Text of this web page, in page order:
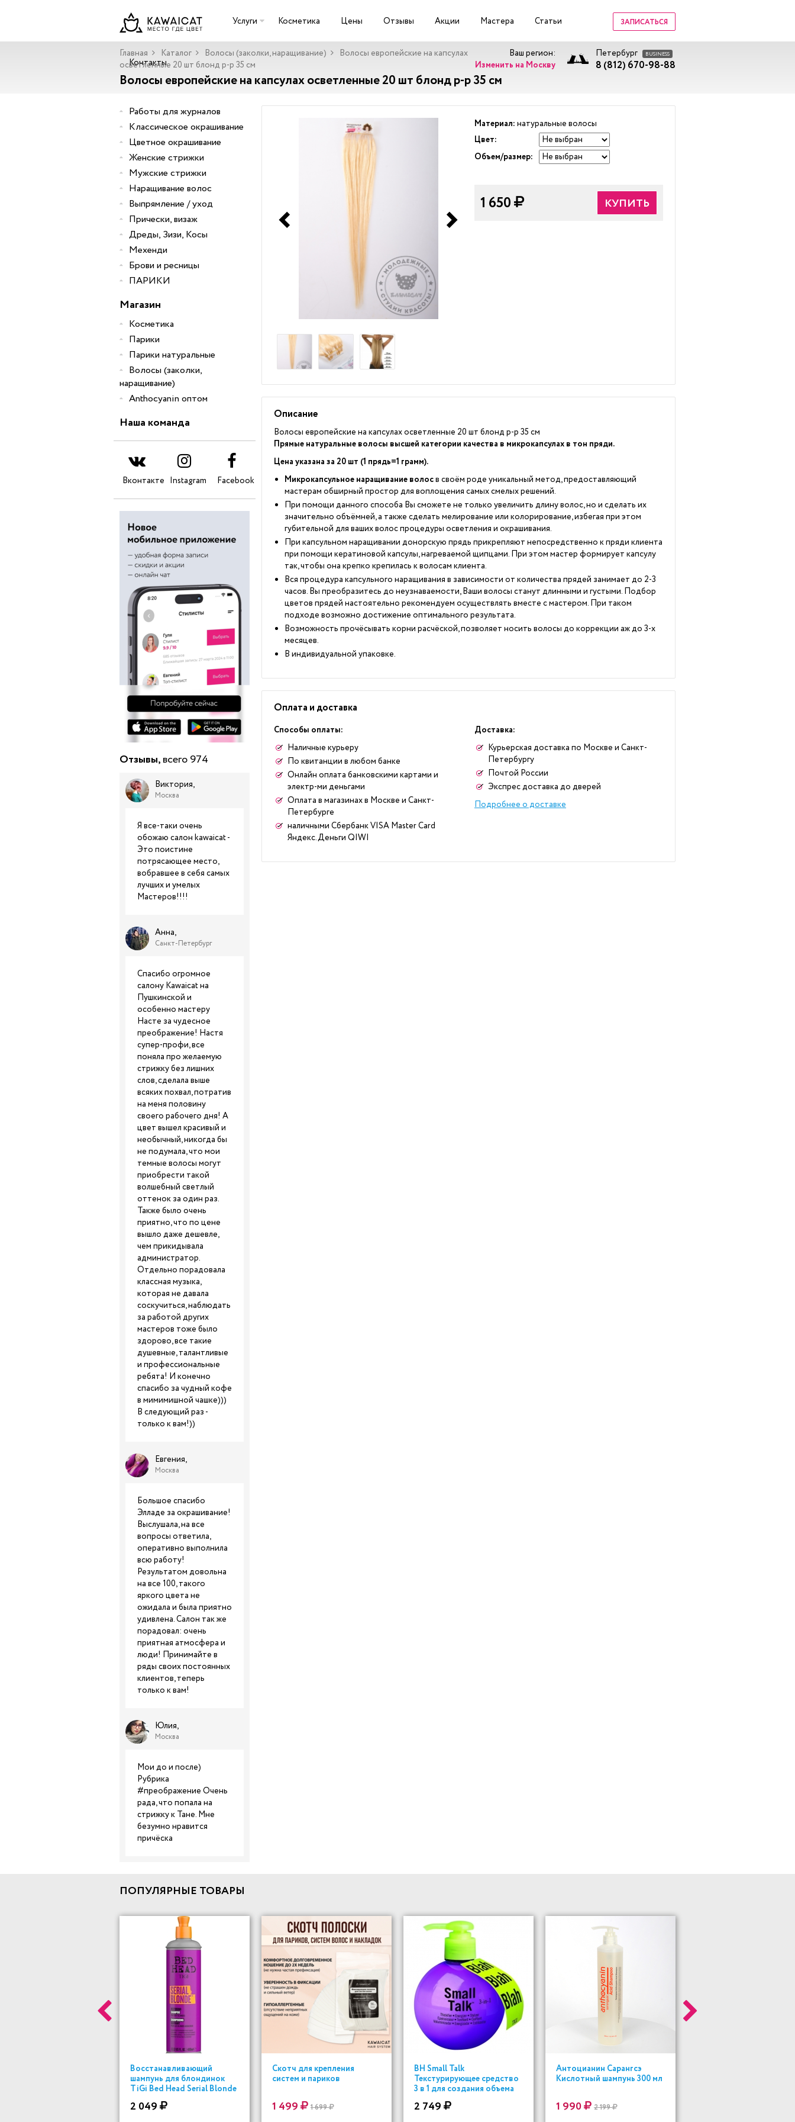
ЗАПИСАТЬСЯ
Услуги Косметика Цены Отзывы Акции Мастера Статьи
Контакты
Ваш регион:
Изменить на Москву
Петербург BUSINESS
8 (812) 670-98-88
Главная Каталог Волосы (заколки, наращивание)
Волосы европейские на капсулах
осветленные 20 шт блонд р-р 35 см
Волосы европейские на капсулах осветленные 20 шт блонд р-р 35 см
Работы для журналов
Классическое окрашивание
Цветное окрашивание
Женские стрижки
Мужские стрижки
Наращивание волос
Выпрямление / уход
Прически, визаж
Дреды, Зизи, Косы
Мехенди
Брови и ресницы
ПАРИКИ
Магазин
Косметика
Парики
Парики натуральные
Волосы (заколки,
наращивание)
Anthocyanin оптом
Наша команда
Вконтакте Instagram Facebook
Отзывы,всего 974
Виктория,
Москва
Я все-таки очень
обожаю салон kawaicat -
Это поистине
потрясающее место,
вобравшее в себя самых
лучших и умелых
Мастеров!!!!
Анна,
Санкт-Петербург
Спасибо огромное
салону Kawaicat на
Пушкинской и
особенно мастеру
Насте за чудесное
преображение! Настя
супер-профи, все
поняла про желаемую
стрижку без лишних
слов, сделала выше
всяких похвал, потратив
на меня половину
своего рабочего дня! А
цвет вышел красивый и
необычный, никогда бы
не подумала, что мои
темные волосы могут
приобрести такой
волшебный светлый
оттенок за один раз.
Также было очень
приятно, что по цене
вышло даже дешевле,
чем прикидывала
администратор.
Отдельно порадовала
классная музыка,
которая не давала
соскучиться, наблюдать
за работой других
мастеров тоже было
здорово, все такие
душевные, талантливые
и профессиональные
ребята! И конечно
спасибо за чудный кофе
в мимимишной чашке)))
В следующий раз -
только к вам!))
Евгения,
Москва
Большое спасибо
Элладе за окрашивание!
Выслушала, на все
вопросы ответила,
оперативно выполнила
всю работу!
Результатом довольна
на все 100, такого
яркого цвета не
ожидала и была приятно
удивлена. Салон так же
порадовал: очень
приятная атмосфера и
люди! Принимайте в
ряды своих постоянных
клиентов, теперь
только к вам!
Юлия,
Москва
Мои до и после)
Рубрика
#преображение Очень
рада, что попала на
стрижку к Тане. Мне
безумно нравится
причёска
Материал: натуральные волосы
Цвет:
Объем/размер:
1 650 КУПИТЬ
Описание
Волосы европейские на капсулах осветленные 20 шт блонд р-р 35 см
Прямые натуральные волосы высшей категории качества в микрокапсулах в тон пряди.
Цена указана за 20 шт (1 прядь=1 грамм).
Микрокапсульное наращивание волосв своём роде уникальный метод, предоставляющий
мастерам обширный простор для воплощения самых смелых решений.
При помощи данного способа Вы сможете не только увеличить длину волос, но и сделать их
значительно объёмней, а также сделать мелирование или колорирование, избегая при этом
губительной для ваших волос процедуры осветления и окрашивания.
При капсульном наращивании донорскую прядь прикрепляют непосредственно к пряди клиента
при помощи кератиновой капсулы, нагреваемой щипцами. При этом мастер формирует капсулу
так, чтобы она крепко крепилась к волосам клиента.
Вся процедура капсульного наращивания в зависимости от количества прядей занимает до 2-3
часов. Вы преобразитесь до неузнаваемости, Ваши волосы станут длинными и густыми. Подбор
цветов прядей настоятельно рекомендуем осуществлять вместе с мастером. При таком
подходе возможно достижение оптимального результата.
Возможность прочёсывать корни расчёской, позволяет носить волосы до коррекции аж до 3-х
месяцев.
В индивидуальной упаковке.
Оплата и доставка
Способы оплаты:
Наличные курьеру
По квитанции в любом банке
Онлайн оплата банковскими картами и
электр-ми деньгами
Оплата в магазинах в Москве и Санкт-
Петербурге
наличными Сбербанк VISA Master Card
Яндекс.Деньги QIWI
Доставка:
Курьерская доставка по Москве и Санкт-
Петербургу
Почтой России
Экспрес доставка до дверей
Подробнее о доставке
ПОПУЛЯРНЫЕ ТОВАРЫ
Восстанавливающий
шампунь для блондинок
TiGi Bed Head Serial Blonde
2 049
Скотч для крепления
систем и париков
1 499 1 699
BH Small Talk
Текстурирующее средство
3 в 1 для создания объема
2 749
Антоцианин Сарангсэ
Кислотный шампунь 300 мл
1 990 2 199